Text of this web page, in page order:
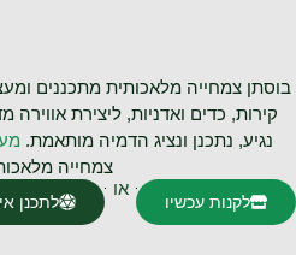
בוסתן צמחייה מלאכותית מתכננים
קירות, כדים ואדניות, ליצירת אווירה
נגיע, נתכנן ונציג הדמיה מותאמת.
צמחייה
לקנות עכשיו
או
לתכנן